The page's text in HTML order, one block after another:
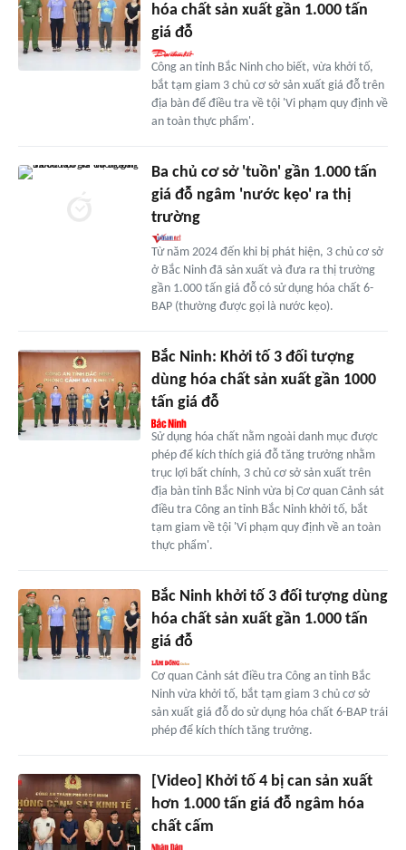
hóa chất sản xuất gần 1.000 tấn
giá đỗ
Công an tỉnh Bắc Ninh cho biết, vừa khởi tố,
bắt tạm giam 3 chủ cơ sở sản xuất giá đỗ trên
địa bàn để điều tra về tội 'Vi phạm quy định về
an toàn thực phẩm'.
Ba chủ cơ sở 'tuồn' gần 1.000 tấn
giá đỗ ngâm 'nước kẹo' ra thị
trường
Từ năm 2024 đến khi bị phát hiện, 3 chủ cơ sở
ở Bắc Ninh đã sản xuất và đưa ra thị trường
gần 1.000 tấn giá đỗ có sử dụng hóa chất 6-
BAP (thường được gọi là nước kẹo).
Bắc Ninh: Khởi tố 3 đối tượng
dùng hóa chất sản xuất gần 1000
tấn giá đỗ
Sử dụng hóa chất nằm ngoài danh mục được
phép để kích thích giá đỗ tăng trưởng nhằm
trục lợi bất chính, 3 chủ cơ sở sản xuất trên
địa bàn tỉnh Bắc Ninh vừa bị Cơ quan Cảnh sát
điều tra Công an tỉnh Bắc Ninh khởi tố, bắt
tạm giam về tội 'Vi phạm quy định về an toàn
thực phẩm'.
Bắc Ninh khởi tố 3 đối tượng dùng
hóa chất sản xuất gần 1.000 tấn
giá đỗ
Cơ quan Cảnh sát điều tra Công an tỉnh Bắc
Ninh vừa khởi tố, bắt tạm giam 3 chủ cơ sở
sản xuất giá đỗ do sử dụng hóa chất 6-BAP trái
phép để kích thích tăng trưởng.
[Video] Khởi tố 4 bị can sản xuất
hơn 1.000 tấn giá đỗ ngâm hóa
chất cấm